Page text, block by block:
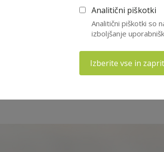
Analitični piškotki
Analitični piškotki so
izboljšanje
Izberite vse in